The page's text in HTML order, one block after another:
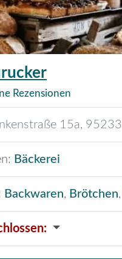
Rezensionen
15a, 95233
Bäckerei
Backwaren, Brötchen,
: